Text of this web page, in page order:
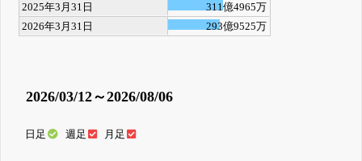
2025年3月31日
311億4965万
2026年3月31日
293億9525万
2026/03/12～2026/08/06
日足 週足 月足